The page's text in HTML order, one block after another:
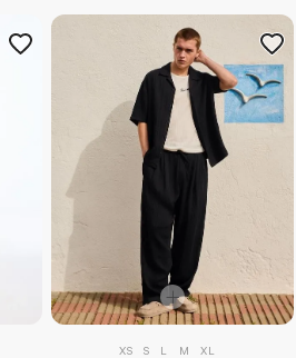
XS S L M XL